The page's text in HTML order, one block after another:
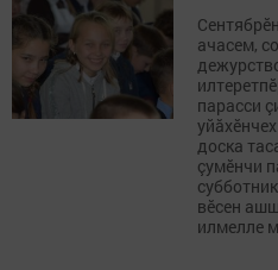
ачасем,
парасси
доска
çумӗнчи
вӗсен
илмелле